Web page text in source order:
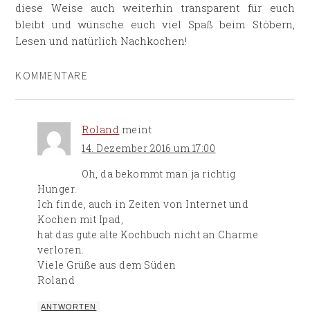
diese Weise auch weiterhin transparent für euch
bleibt und wünsche euch viel Spaß beim Stöbern,
Lesen und natürlich Nachkochen!
KOMMENTARE
Roland meint
14. Dezember 2016 um 17:00
Oh, da bekommt man ja richtig
Hunger.
Ich finde, auch in Zeiten von Internet und
Kochen mit Ipad,
hat das gute alte Kochbuch nicht an Charme
verloren.
Viele Grüße aus dem Süden
Roland
ANTWORTEN